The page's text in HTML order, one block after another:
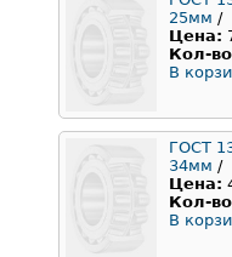
25мм /
Цена:
Кол-
В
ГОСТ
34мм /
Цена:
Кол-
В